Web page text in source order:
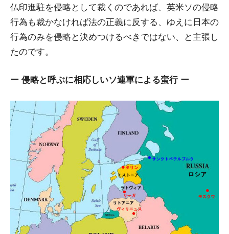
仏印進駐を侵略として裁くのであれば、英米ソの侵略
行為も裁かなければ法の正義に反する、ゆえに日本の
行為のみを侵略と決めつけるべきではない、と主張し
たのです。
ー 侵略と呼ぶに相応しいソ連軍による蛮行 ー